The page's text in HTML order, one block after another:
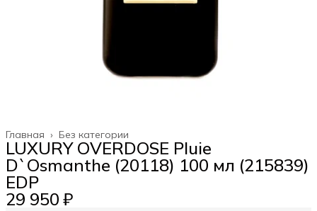
Без категории
Главная ›
LUXURY OVERDOSE Pluie
D`Osmanthe (20118) 100 мл (215839)
EDP
29 950 ₽